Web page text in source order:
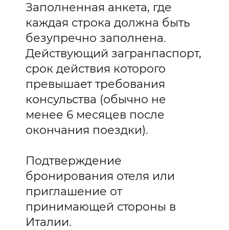
Заполненная анкета, где
каждая строка должна быть
безупречно заполнена.
Действующий загранпаспорт,
срок действия которого
превышает требования
консульства (обычно не
менее 6 месяцев после
окончания поездки).
Подтверждение
бронирования отеля или
приглашение от
принимающей стороны в
Италии.